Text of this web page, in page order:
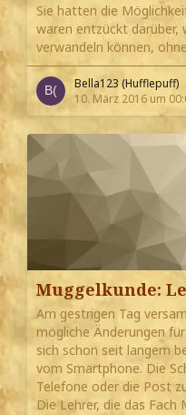
Sie hatten die
waren entzückt darüber,
verwandeln können,
Bella123 (Hufflepuff)
10. März 2016 um
Muggelkunde:
Am gestrigen Tag
mögliche Änderungen
sich schon seit langem
vom Smartphone. Die
Telefone oder die Post
Die Lehrer, die das